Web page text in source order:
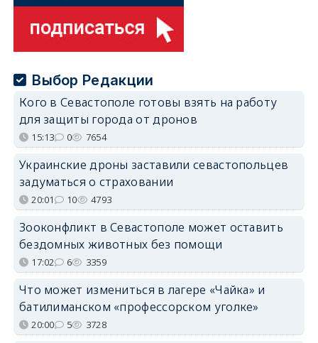
Выбор Редакции
Кого в Севастополе готовы взять на работу
для защиты города от дронов
15:13 0 7654
Украинские дроны заставили севастопольцев
задуматься о страховании
20:01 10 4793
Зооконфликт в Севастополе может оставить
бездомных животных без помощи
17:02 6 3359
Что может измениться в лагере «Чайка» и
батилиманском «профессорском уголке»
20:00 5 3728